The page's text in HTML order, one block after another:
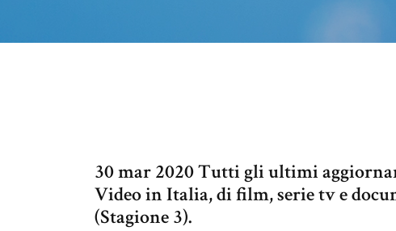
30 mar 2020 Tutti gli ultimi
Video in Italia, di film, serie tv e
(Stagione 3).